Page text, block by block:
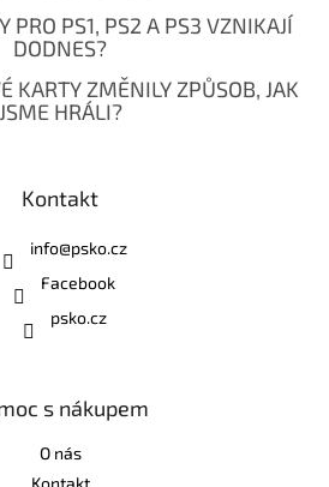
PRO PS1, PS2 A PS3 VZNIKAJÍ
DODNES?
KARTY ZMĚNILY ZPŮSOB, JAK
JSME HRÁLI?
Kontakt
info@psko.cz
Facebook
psko.cz
s nákupem
O nás